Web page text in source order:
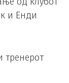
и Енди
тренерот